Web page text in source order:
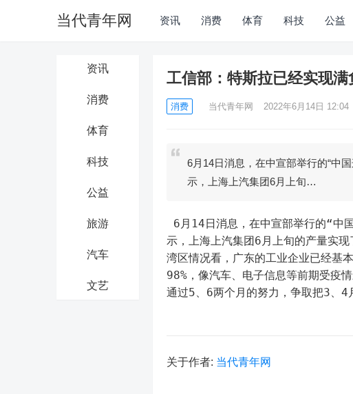
当代青年网 资讯 消费 体育 科技 公益
资讯
消费
体育
科技
公益
旅游
汽车
文艺
工信部：特斯拉已经实现满
消费 当代青年网 2022年6月14日 12:04
6月14日消息，在中宣部举行的“中
示，上海上汽集团6月上旬…
示，上海上汽集团6月上旬的产量实
湾区情况看，广东的工业企业已经基
98%，像汽车、电子信息等前期受疫
通过5、6两个月的努力，争取把3、4
关于作者: 当代青年网